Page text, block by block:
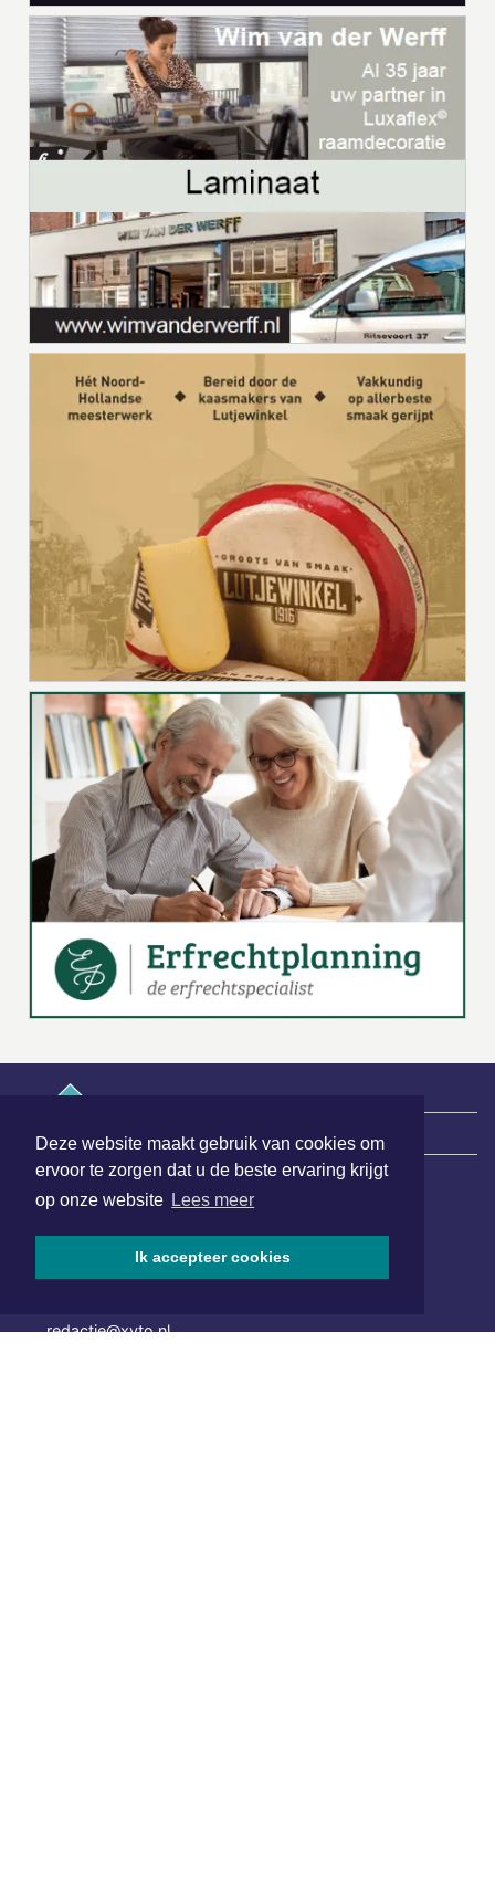
Deze website maakt gebruik van cookies om
ervoor te zorgen dat u de beste ervaring krijgt
op onze website Lees meer
Ik accepteer cookies
Nieuws | Sport | Evenementen
Hoofdvestiging:
van Benthuizenlaan 1
1701 BZ Heerhugowaard
redactie@xyto.nl